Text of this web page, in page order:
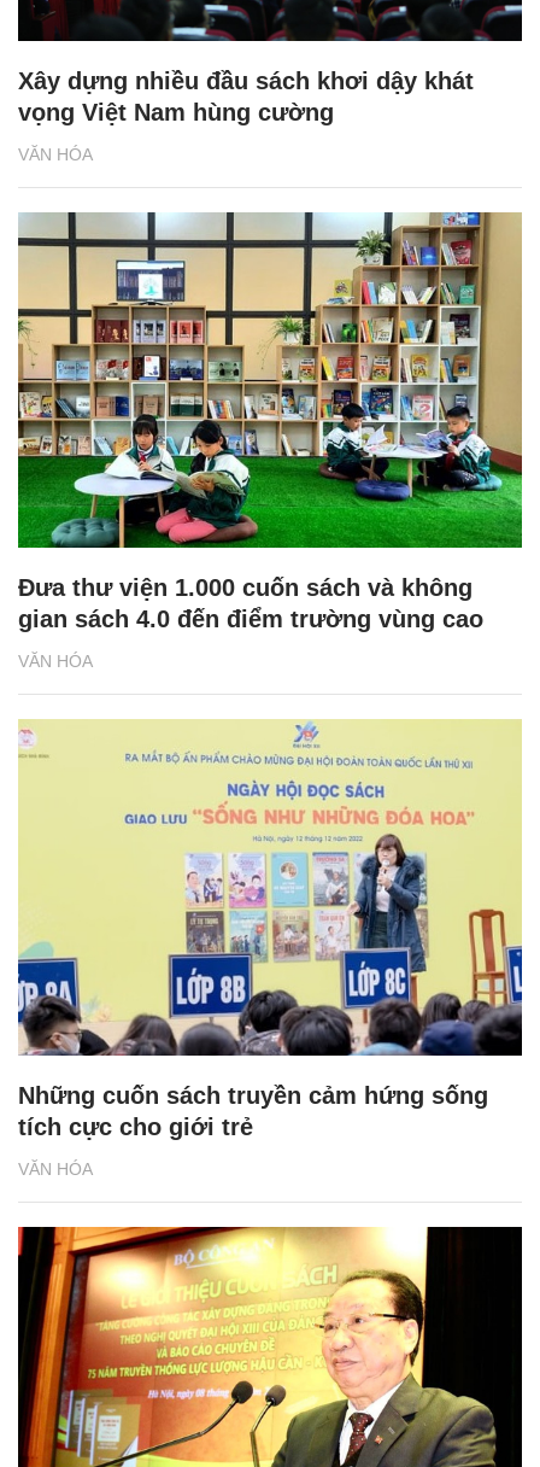
VĂN HÓA
Xây dựng nhiều đầu sách khơi dậy khát
vọng Việt Nam hùng cường
VĂN HÓA
Đưa thư viện 1.000 cuốn sách và không
gian sách 4.0 đến điểm trường vùng cao
VĂN HÓA
Những cuốn sách truyền cảm hứng sống
tích cực cho giới trẻ